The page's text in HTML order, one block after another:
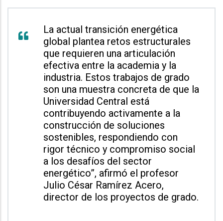
La actual transición energética
global plantea retos estructurales
que requieren una articulación
efectiva entre la academia y la
industria. Estos trabajos de grado
son una muestra concreta de que la
Universidad Central está
contribuyendo activamente a la
construcción de soluciones
sostenibles, respondiendo con
rigor técnico y compromiso social
a los desafíos del sector
energético”, afirmó el profesor
Julio César Ramírez Acero,
director de los proyectos de grado.